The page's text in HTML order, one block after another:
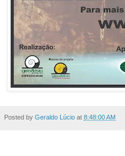
Posted by Geraldo Lúcio at 8:48:00 AM